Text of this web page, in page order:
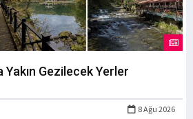
Yakın Gezilecek Yerler
8 Ağu 2026